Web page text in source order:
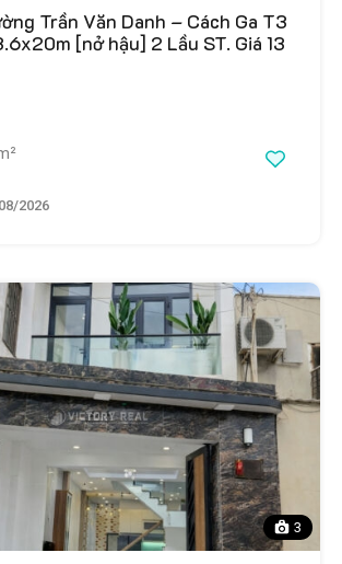
Trần Văn Danh – Cách Ga T3
[nở hậu] 2 Lầu ST. Giá 13
2026
3